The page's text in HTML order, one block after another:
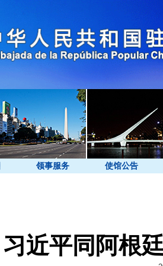
领事服务 使馆公告
习近平同阿根